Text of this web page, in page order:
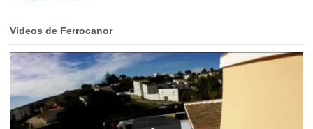
Videos de Ferrocanor